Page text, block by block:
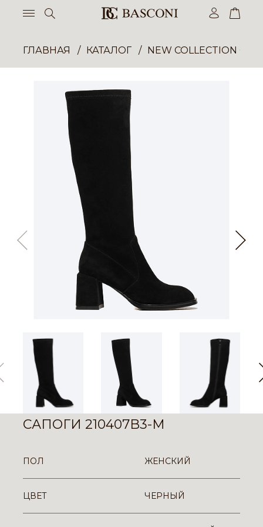
ГЛАВНАЯ КАТАЛОГ NEW COLLECTION
САПОГИ 210407B3-M
ПОЛ ЖЕНСКИЙ
ЦВЕТ ЧЕРНЫЙ